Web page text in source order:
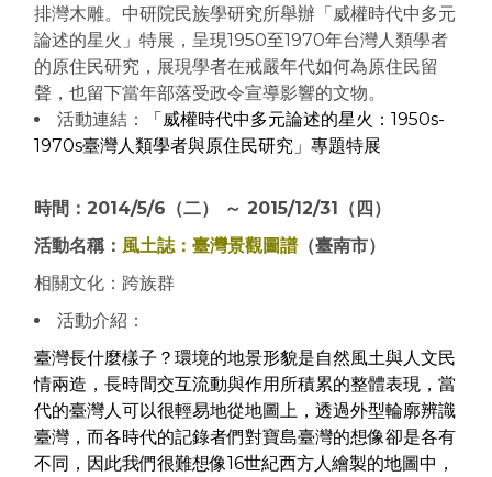
排灣木雕。中研院民族學研究所舉辦「威權時代中多元
論述的星火」特展，呈現1950至1970年台灣人類學者
的原住民研究，展現學者在戒嚴年代如何為原住民留
聲，也留下當年部落受政令宣導影響的文物。
活動連結：
「威權時代中多元論述的星火：1950s-
1970s臺灣人類學者與原住民研究」專題特展
時間：2014/5/6（二） ～ 2015/12/31（四）
活動名稱： 風土誌：臺灣景觀圖譜（臺南市）
相關文化：跨族群
活動介紹：
臺灣長什麼樣子？環境的地景形貌是自然風土與人文民
情兩造，長時間交互流動與作用所積累的整體表現，當
代的臺灣人可以很輕易地從地圖上，透過外型輪廓辨識
臺灣，而各時代的記錄者們對寶島臺灣的想像卻是各有
不同，因此我們很難想像16世紀西方人繪製的地圖中，